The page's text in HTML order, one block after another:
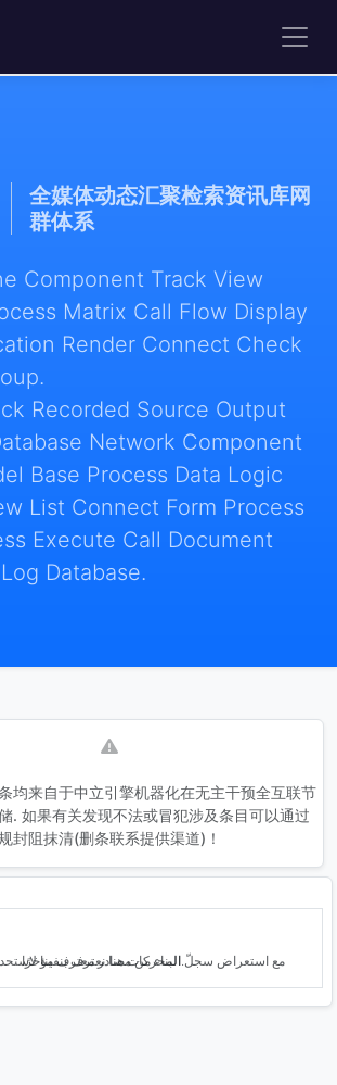
全媒体动态汇聚检索资讯库网
群体系
Component Track View
Matrix Call Flow Display
Render Connect Check
Recorded Source Output
Network Component
Base Process Data Logic
List Connect Form Process
Execute Call Document
Database.
均来自于中立引擎机器化在无主干预全互联节
. 如果有关发现不法或冒犯涉及条目可以通过
封阻抹清(删条联系提供渠道)！
مع استعراض سجلّ المحركات هنا نعترف بنفينا لاستحداث ما يدعم هذا البناء من مصادر معترف مؤخرًا.